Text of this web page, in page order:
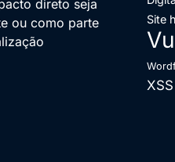
direto seja
ou como parte
Site
XSS